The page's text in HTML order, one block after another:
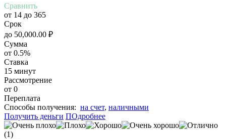
Сравнить
от 14 до 365
Срок
до 50,000.00 ₽
Сумма
от 0.5%
Ставка
15 минут
Рассмотрение
от 0
Переплата
Cпособы получения: на счет, наличными
Получить деньги ПОдробнее
(1)